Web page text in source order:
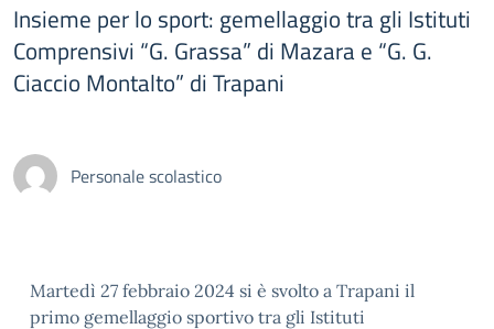
Insieme per lo sport: gemellaggio tra gli Istituti
Comprensivi “G. Grassa” di Mazara e “G. G.
Ciaccio Montalto” di Trapani
Personale scolastico
Martedì 27 febbraio 2024 si è svolto a Trapani il
primo gemellaggio sportivo tra gli Istituti